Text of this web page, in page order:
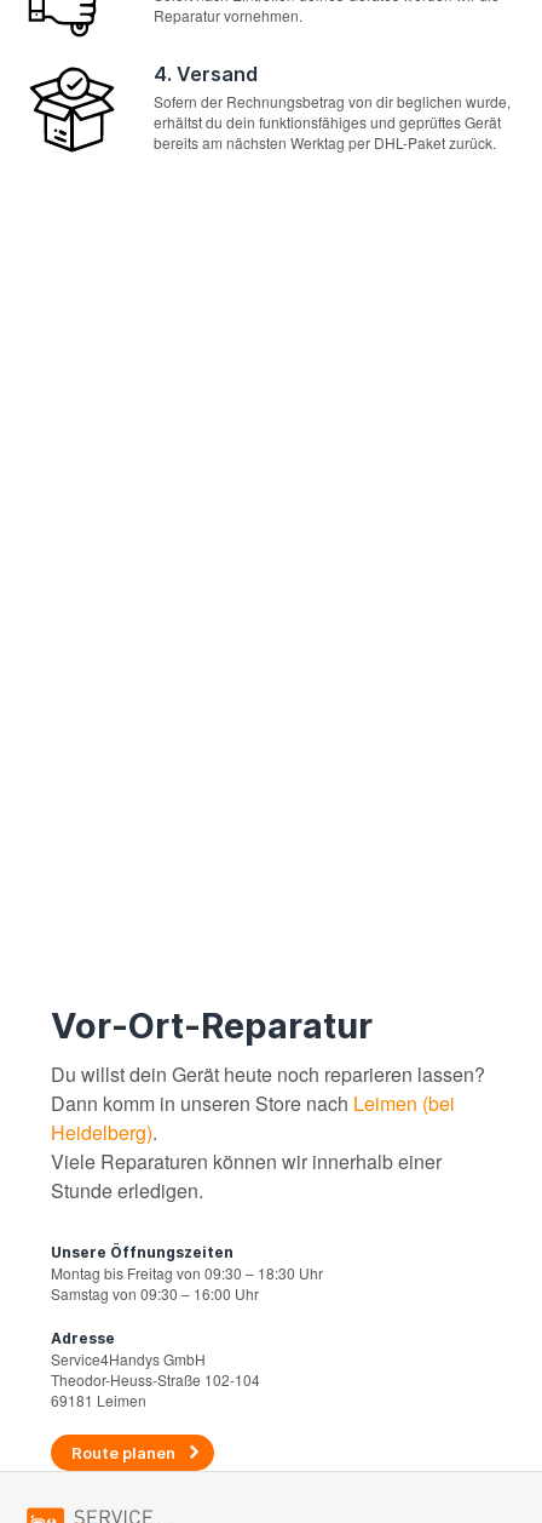
Reparatur vornehmen.
4. Versand
Sofern der Rechnungsbetrag von dir beglichen wurde,
erhältst du dein funktionsfähiges und geprüftes Gerät
bereits am nächsten Werktag per DHL-Paket zurück.
Vor-Ort-Reparatur
Du willst dein Gerät heute noch reparieren lassen?
Dann komm in unseren Store nach Leimen (bei
Heidelberg).
Viele Reparaturen können wir innerhalb einer
Stunde erledigen.
Unsere Öffnungszeiten
Montag bis Freitag von 09:30 – 18:30 Uhr
Samstag von 09:30 – 16:00 Uhr
Adresse
Service4Handys GmbH
Theodor-Heuss-Straße 102-104
69181 Leimen
Route planen